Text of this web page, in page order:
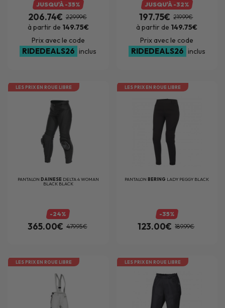
JUSQU'À -35%
206.74€ 229.99€
à partir de 149.75€
Prix avec le code
RIDEDEALS26 inclus
JUSQU'À -32%
197.75€ 219.99€
à partir de 149.75€
Prix avec le code
RIDEDEALS26 inclus
LES PRIX EN ROUE LIBRE
PANTALON DAINESE DELTA 4 WOMAN
BLACK BLACK
-24%
365.00€ 479.95€
LES PRIX EN ROUE LIBRE
PANTALONBERING LADY PEGGY BLACK
-35%
123.00€ 189.99€
LES PRIX EN ROUE LIBRE LES PRIX EN ROUE LIBRE